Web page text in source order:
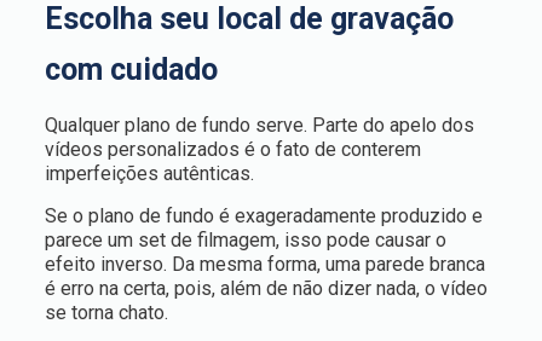
Escolha seu local de gravação
com cuidado
Qualquer plano de fundo serve. Parte do apelo dos
vídeos personalizados é o fato de conterem
imperfeições autênticas.
Se o plano de fundo é exageradamente produzido e
parece um set de filmagem, isso pode causar o
efeito inverso. Da mesma forma, uma parede branca
é erro na certa, pois, além de não dizer nada, o vídeo
se torna chato.